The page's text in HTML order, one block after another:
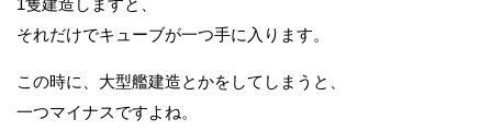
1隻建造しますと、
それだけでキューブが一つ手に入ります。
この時に、大型艦建造とかをしてしまうと、
一つマイナスですよね。